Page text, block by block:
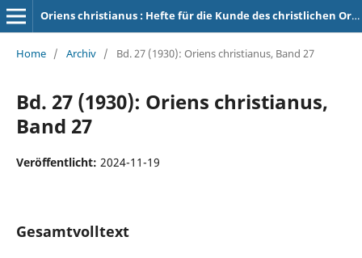
Oriens christianus : Hefte für die Kunde des christlichen Orients
Home / Archiv / Bd. 27 (1930): Oriens christianus, Band 27
Bd. 27 (1930): Oriens christianus,
Band 27
Veröffentlicht: 2024-11-19
Gesamtvolltext